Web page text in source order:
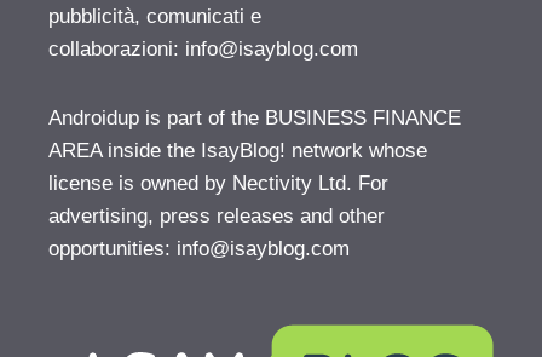
pubblicità, comunicati e
collaborazioni: info@isayblog.com
Androidup is part of the BUSINESS FINANCE
AREA inside the IsayBlog! network whose
license is owned by Nectivity Ltd. For
advertising, press releases and other
opportunities: info@isayblog.com